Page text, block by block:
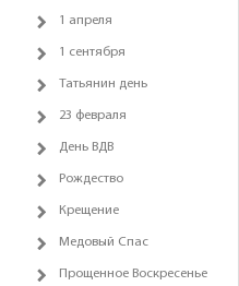
1 апреля
1 сентября
Татьянин день
23 февраля
День ВДВ
Рождество
Крещение
Медовый Спас
Прощенное Воскресенье